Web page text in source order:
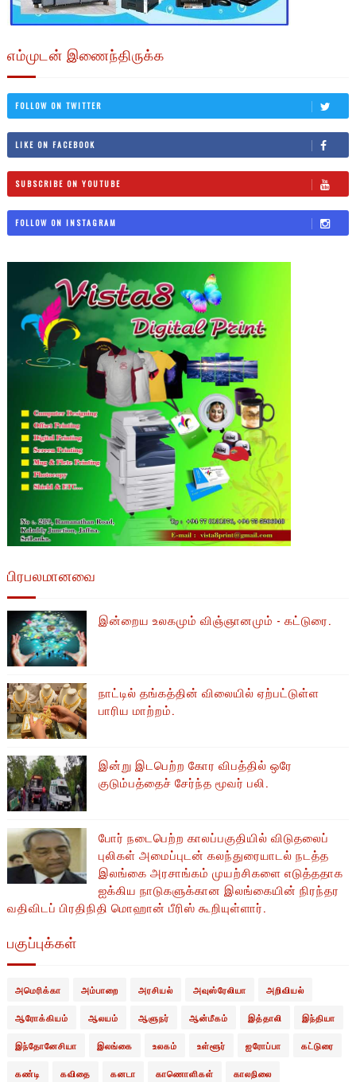
எம்முடன் இணைந்திருக்க
FOLLOW ON TWITTER
LIKE ON FACEBOOK
SUBSCRIBE ON YOUTUBE
FOLLOW ON INSTAGRAM
பிரபலமானவை
இன்றைய உலகமும் விஞ்ஞானமும் - கட்டுரை.
நாட்டில் தங்கத்தின் விலையில் ஏற்பட்டுள்ள
பாரிய மாற்றம்.
இன்று இடபெற்ற கோர விபத்தில் ஒரே
குடும்பத்தைச் சேர்ந்த மூவர் பலி.
போர் நடைபெற்ற காலப்பகுதியில் ​​விடுதலைப்
புலிகள் அமைப்புடன் கலந்துரையாடல் நடத்த
இலங்கை அரசாங்கம் முயற்சிகளை எடுத்ததாக
ஐக்கிய நாடுகளுக்கான இலங்கையின் நிரந்தர
வதிவிடப் பிரதிநிதி மொஹான் பீரிஸ் கூறியுள்ளார்.
பகுப்புக்கள்
அமெரிக்கா அம்பாறை அரசியல் அவுஸ்ரேலியா அறிவியல்
ஆரோக்கியம் ஆலயம் ஆளுநர் ஆன்மீகம் இத்தாலி இந்தியா
இந்தோனேசியா இலங்கை உலகம் உள்ளூர் ஐரோப்பா கட்டுரை
கண்டி கவிதை கனடா காணொளிகள் காலநிலை